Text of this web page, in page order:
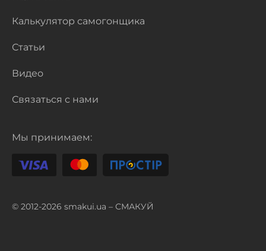
Калькулятор самогонщика
Статьи
Видео
Связаться с нами
Мы принимаем:
© 2012-2026 smakui.ua – СМАКУЙ